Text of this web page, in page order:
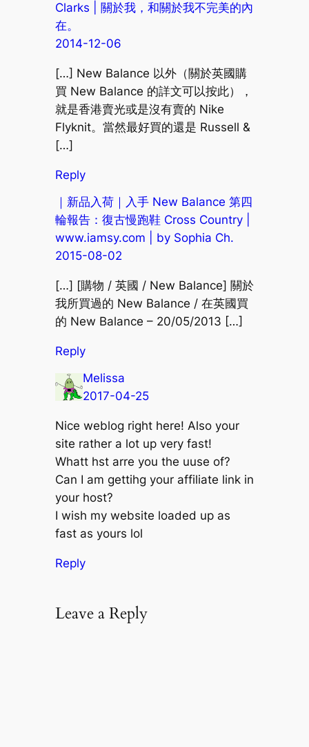
Clarks | 關於我，和關於我不完美的內
在。
2014-12-06
[…] New Balance 以外（關於英國購
買 New Balance 的詳文可以按此），
就是香港賣光或是沒有賣的 Nike
Flyknit。當然最好買的還是 Russell &
[…]
Reply
｜新品入荷｜入手 New Balance 第四
輪報告：復古慢跑鞋 Cross Country |
www.iamsy.com | by Sophia Ch.
2015-08-02
[…] [購物 / 英國 / New Balance] 關於
我所買過的 New Balance / 在英國買
的 New Balance – 20/05/2013 […]
Reply
Melissa
2017-04-25
Nice weblog right here! Also your
site rather a lot up very fast!
Whatt hst arre you the uuse of?
Can I am gettihg your affiliate link in
your host?
I wish my website loaded up as
fast as yours lol
Reply
Leave a Reply